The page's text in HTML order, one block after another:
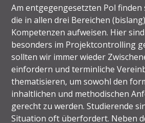
Am entgegengesetzten Pol finden
die in allen drei Bereichen
Kompetenzen aufweisen. Hier
besonders im Projektcontrolling
sollten wir immer wieder
einfordern und terminliche
thematisieren, um sowohl den
inhaltlichen und methodischen
gerecht zu werden. Studierende
Situation oft überfordert. Neben